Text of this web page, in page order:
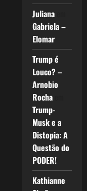
Julianaem
Gabriela –
Elomar
Trump é
Louco? –
Arnobio
Rochaem
Trump-
Musk e a
Distopia: A
Questão do
PODER!
Kathianne